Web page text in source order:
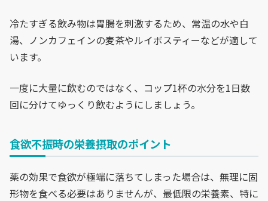
冷たすぎる飲み物は胃腸を刺激するため、常温の水や白
湯、ノンカフェインの麦茶やルイボスティーなどが適して
います。
一度に大量に飲むのではなく、コップ1杯の水分を1日数
回に分けてゆっくり飲むようにしましょう。
食欲不振時の栄養摂取のポイント
薬の効果で食欲が極端に落ちてしまった場合は、無理に固
形物を食べる必要はありませんが、最低限の栄養素、特に